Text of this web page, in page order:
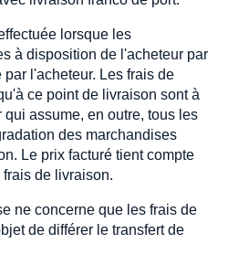
lorsque les
à disposition de l'acheteur par
l'acheteur. Les frais de
ce point de livraison sont à
qui assume, en outre, tous les
des marchandises
Le prix facturé tient compte
de livraison.
ne concerne que les frais de
de différer le transfert de